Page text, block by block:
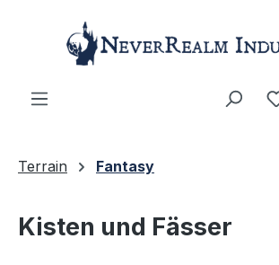
Zum Hauptinhalt springen
Terrain Fantasy
Kisten und Fässer